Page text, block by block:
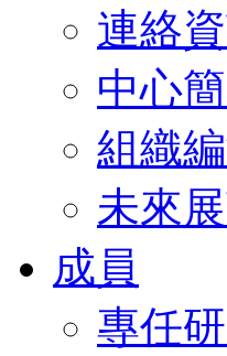
連絡
中心
組織
未來
成員
專任